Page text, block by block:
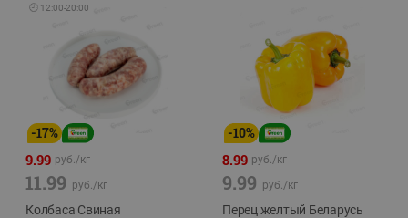
🕘 12:00-20:00
-17%
9.99 руб./кг
11.99 руб./кг
Колбаса Свиная
-10%
8.99 руб./кг
9.99 руб./кг
Перец желтый Беларусь